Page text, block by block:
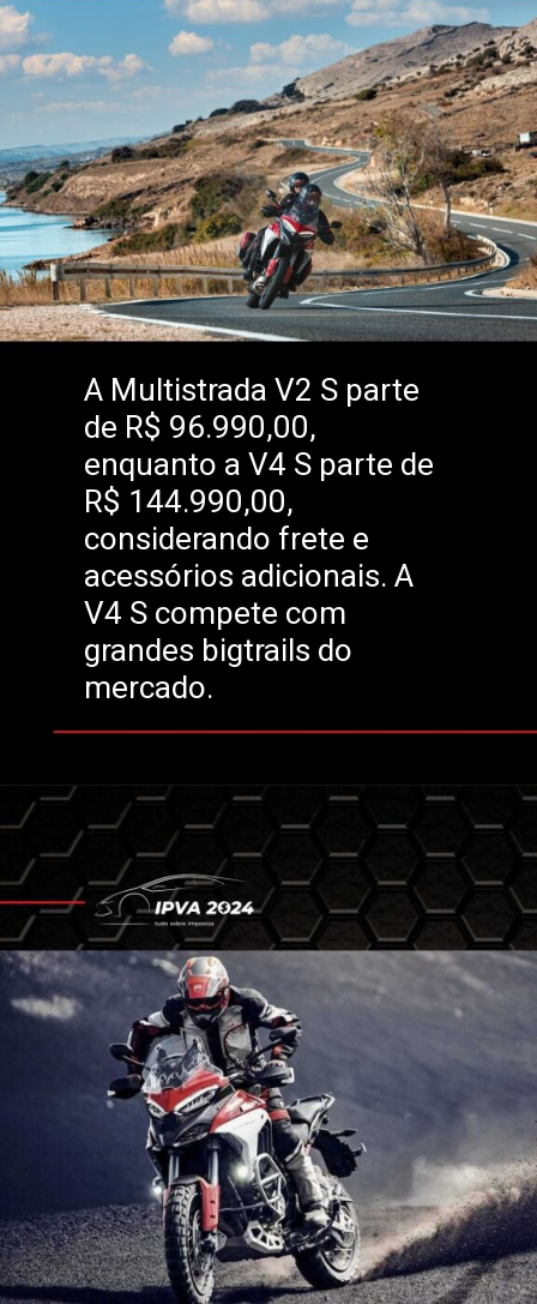
A Multistrada V2 S parte
de R$ 96.990,00,
enquanto a V4 S parte de
R$ 144.990,00,
considerando frete e
acessórios adicionais. A
V4 S compete com
grandes bigtrails do
mercado.